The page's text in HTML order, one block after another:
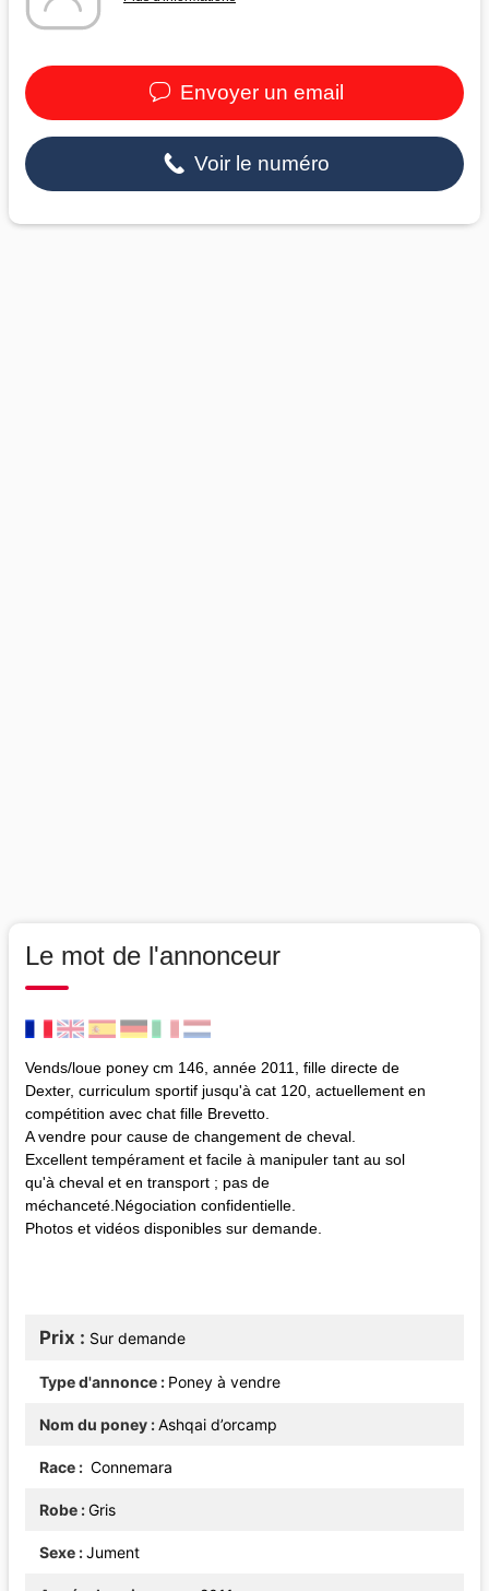
Envoyer un email
Voir le numéro
Le mot de l'annonceur
Vends/loue poney cm 146, année 2011, fille directe de
Dexter, curriculum sportif jusqu'à cat 120, actuellement en
compétition avec chat fille Brevetto.
A vendre pour cause de changement de cheval.
Excellent tempérament et facile à manipuler tant au sol
qu'à cheval et en transport ; pas de
méchanceté.Négociation confidentielle.
Photos et vidéos disponibles sur demande.
Prix Sur demande
Type d'annonce Poney à vendre
Nom du poney Ashqai d’orcamp
Race Connemara
Robe Gris
Sexe Jument